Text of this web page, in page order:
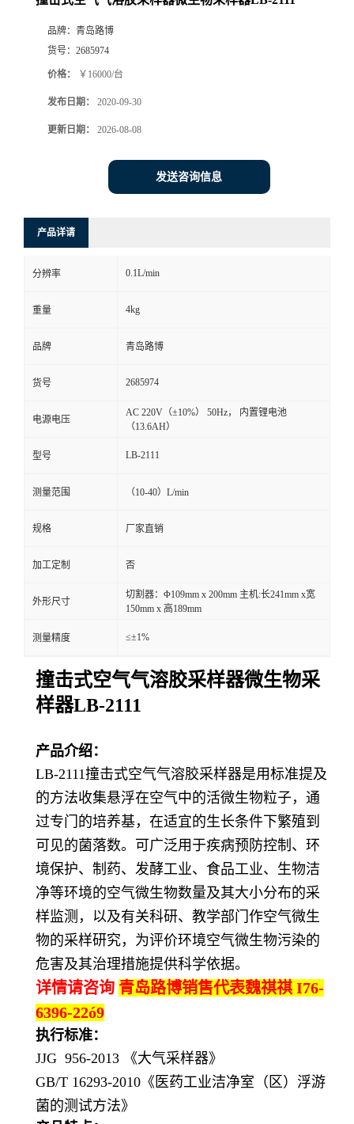
厅
系
言
品牌： 青岛路博
货号： 2685974
价格： ￥16000/台
发布日期： 2020-09-30
更新日期： 2026-08-08
发送咨询信息
产品详请
分辨率 0.1L/min
重量 4kg
品牌 青岛路博
货号 2685974
电源电压
AC 220V（±10%） 50Hz， 内置锂电池
（13.6AH）
型号 LB-2111
测量范围 （10-40）L/min
规格 厂家直销
加工定制 否
外形尺寸
切割器：Φ109mm x 200mm 主机:长241mm x宽
150mm x 高189mm
测量精度 ≤±1%
撞击式空气气溶胶采样器微生物采
样器LB-2111
产品介绍：
LB-2111撞击式空气气溶胶采样器是用标准提及
的方法收集悬浮在空气中的活微生物粒子，通
过专门的培养基，在适宜的生长条件下繁殖到
可见的菌落数。可广泛用于疾病预防控制、环
境保护、制药、发酵工业、食品工业、生物洁
净等环境的空气微生物数量及其大小分布的采
样监测，以及有关科研、教学部门作空气微生
物的采样研究，为评价环境空气微生物污染的
危害及其治理措施提供科学依据。
详情请咨询 青岛路博销售代表魏祺祺 I76-
6396-22ó9
执行标准：
JJG 956-2013 《大气采样器》
GB/T 16293-2010《医药工业洁净室（区）浮游
菌的测试方法》